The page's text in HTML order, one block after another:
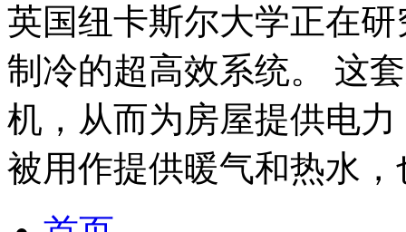
英国纽卡斯尔大学正在
制冷的超高效系统。 这
机，从而为房屋提供电
被用作提供暖气和热水，